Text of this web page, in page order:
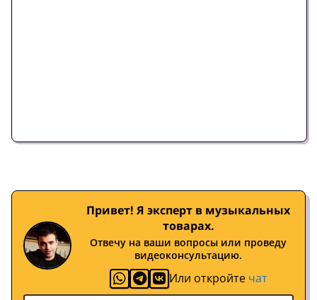
Привет! Я эксперт в музыкальных
товарах.
Отвечу на ваши вопросы или проведу
видеоконсультацию.
Или откройте чат